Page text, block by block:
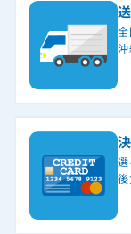
全
沖
選
後